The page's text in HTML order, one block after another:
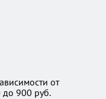
от
до 900 руб.